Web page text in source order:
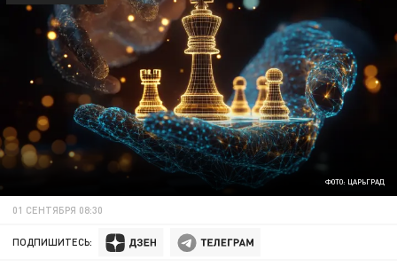
ФОТО: ЦАРЬГРАД
01 СЕНТЯБРЯ 08:30
ПОДПИШИТЕСЬ: